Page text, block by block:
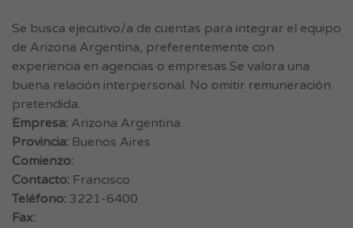
Se busca ejecutivo/a de cuentas para integrar el equipo
de Arizona Argentina, preferentemente con
experiencia en agencias o empresas.Se valora una
buena relación interpersonal. No omitir remuneración
pretendida.
Empresa: Arizona Argentina
Provincia: Buenos Aires
Comienzo:
Contacto: Francisco
Teléfono: 3221-6400
Fax: